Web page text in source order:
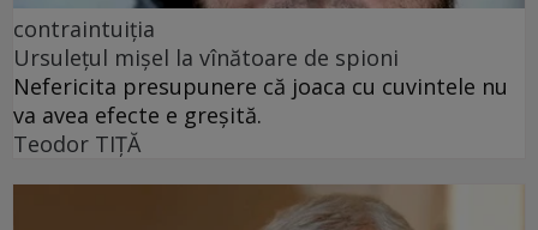
contraintuiția
Ursulețul mișel la vînătoare de spioni
Nefericita presupunere că joaca cu cuvintele nu
va avea efecte e greșită.
Teodor TIŢĂ